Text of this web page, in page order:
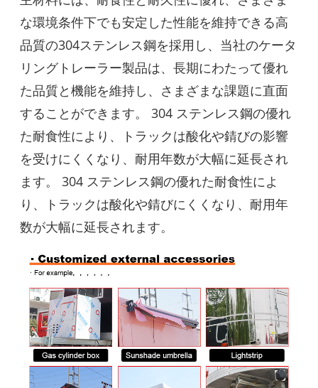
な環境条件下でも安定した性能を維持できる高
品質の304ステンレス鋼を採用し、当社のケータ
リングト​​レーラー製品は、長期にわたって優れ
た品質と機能を維持し、さまざまな課題に直面
することができます。 304 ステンレス鋼の優れ
た耐食性により、トラックは酸化や錆びの影響
を受けにくくなり、耐用年数が大幅に延長され
ます。 304 ステンレス鋼の優れた耐食性によ
り、トラックは酸化や錆びにくくなり、耐用年
数が大幅に延長されます。